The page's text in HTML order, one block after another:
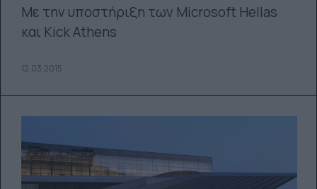
Με την υποστήριξη των Microsoft Hellas
και Kick Athens
12.03.2015